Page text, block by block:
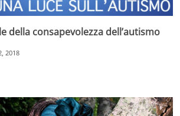
della consapevolezza dell’autismo
2018